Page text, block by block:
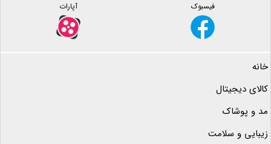
فیسبوک آپارات
خانه
کالای دیجیتال
مد و پوشاک
زیبایی و سلامت